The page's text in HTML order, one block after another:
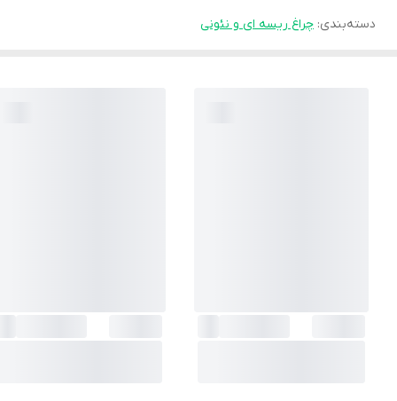
دسته‌بندی: چراغ ریسه ای و نئونی